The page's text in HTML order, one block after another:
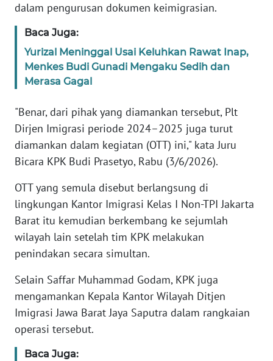
dalam pengurusan dokumen keimigrasian.
Baca Juga:
Yurizal Meninggal Usai Keluhkan Rawat Inap,
Menkes Budi Gunadi Mengaku Sedih dan
Merasa Gagal
"Benar, dari pihak yang diamankan tersebut, Plt
Dirjen Imigrasi periode 2024–2025 juga turut
diamankan dalam kegiatan (OTT) ini," kata Juru
Bicara KPK Budi Prasetyo, Rabu (3/6/2026).
OTT yang semula disebut berlangsung di
lingkungan Kantor Imigrasi Kelas I Non-TPI Jakarta
Barat itu kemudian berkembang ke sejumlah
wilayah lain setelah tim KPK melakukan
penindakan secara simultan.
Selain Saffar Muhammad Godam, KPK juga
mengamankan Kepala Kantor Wilayah Ditjen
Imigrasi Jawa Barat Jaya Saputra dalam rangkaian
operasi tersebut.
Baca Juga:
PEDOMAN
SIBER
REDAKSI
DISCLAIMER
Wahana
Regional
WN
JAKARTA
WN
JABAR
WN